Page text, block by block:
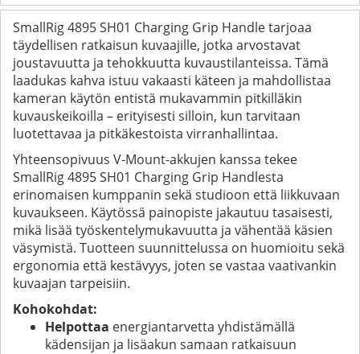
SmallRig 4895 SH01 Charging Grip Handle tarjoaa
täydellisen ratkaisun kuvaajille, jotka arvostavat
joustavuutta ja tehokkuutta kuvaustilanteissa. Tämä
laadukas kahva istuu vakaasti käteen ja mahdollistaa
kameran käytön entistä mukavammin pitkilläkin
kuvauskeikoilla – erityisesti silloin, kun tarvitaan
luotettavaa ja pitkäkestoista virranhallintaa.
Yhteensopivuus V-Mount-akkujen kanssa tekee
SmallRig 4895 SH01 Charging Grip Handlesta
erinomaisen kumppanin sekä studioon että liikkuvaan
kuvaukseen. Käytössä painopiste jakautuu tasaisesti,
mikä lisää työskentelymukavuutta ja vähentää käsien
väsymistä. Tuotteen suunnittelussa on huomioitu sekä
ergonomia että kestävyys, joten se vastaa vaativankin
kuvaajan tarpeisiin.
Kohokohdat:
Helpottaa energiantarvetta yhdistämällä
kädensijan ja lisäakun samaan ratkaisuun